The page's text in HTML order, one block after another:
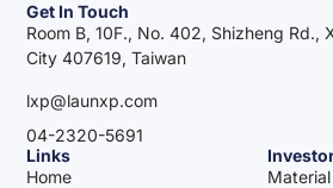
Links
Home
Get In Touch
Room B, 10F., No. 402, Shizheng Rd.,
City 407619, Taiwan
lxp@launxp.com
04-2320-5691